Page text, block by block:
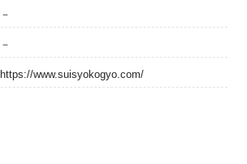
－
－
https://www.suisyokogyo.com/